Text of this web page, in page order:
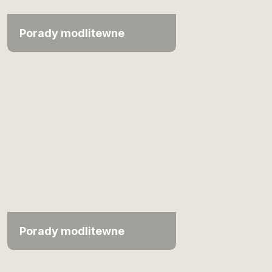
Porady modlitewne
Porady modlitewne